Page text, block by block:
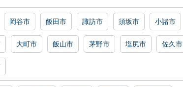
岡谷市 飯田市 諏訪市 須坂市 小諸市
大町市 飯山市 茅野市 塩尻市 佐久市